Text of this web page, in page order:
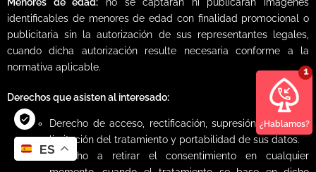
identificables de menores de edad con finalidad promocional o
publicitaria sin la autorización de sus representantes legales,
cuando dicha autorización resulte necesaria conforme a la
normativa aplicable.
Derechos que asisten al interesado:
Derecho de acceso, rectificación, supresión, oposición,
limitación del tratamiento y portabilidad de sus datos.
Derecho a retirar el consentimiento en cualquier
¿Hablamos?
ES